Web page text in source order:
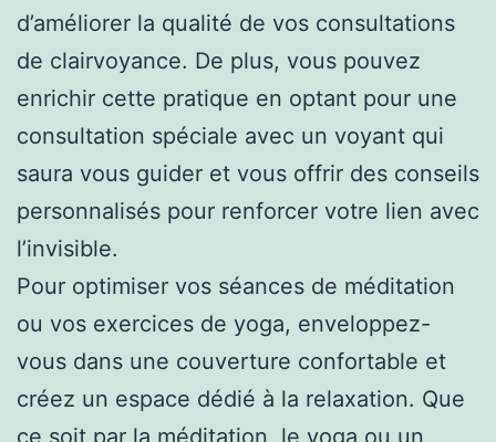
d’améliorer la qualité de vos consultations
de clairvoyance. De plus, vous pouvez
enrichir cette pratique en optant pour une
consultation spéciale avec un voyant qui
saura vous guider et vous offrir des conseils
personnalisés pour renforcer votre lien avec
l’invisible.
Pour optimiser vos séances de méditation
ou vos exercices de yoga, enveloppez-
vous dans une couverture confortable et
créez un espace dédié à la relaxation. Que
ce soit par la méditation, le yoga ou un